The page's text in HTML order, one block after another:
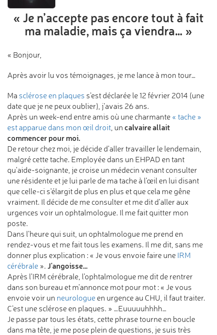
« Je n’accepte pas encore tout à fait
ma maladie,mais ça viendra… »
« Bonjour,
Après avoir lu vos témoignages, je me lance à mon tour…
Ma sclérose en plaques s'est déclarée le 12 février 2014 (une
date que je ne peux oublier), j'avais 26 ans.
Après un week-end entre amis où une charmante « tache »
est apparue dans mon œil droit, un calvaire allait
commencer pour moi.
De retour chez moi, je décide d'aller travailler le lendemain,
malgré cette tache. Employée dans un EHPAD en tant
qu'aide-soignante, je croise un médecin venant consulter
une résidente et je lui parle de ma tache à l'œil en lui disant
que celle-ci s'élargit de plus en plus et que cela me gêne
vraiment. Il décide de me consulter et me dit d'aller aux
urgences voir un ophtalmologue. Il me fait quitter mon
poste.
Dans l'heure qui suit, un ophtalmologue me prend en
rendez-vous et me fait tous les examens. Il me dit, sans me
donner plus explication : « Je vous envoie faire une IRM
cérébrale ». J'angoisse…
Après l'IRM cérébrale, l'ophtalmologue me dit de rentrer
dans son bureau et m'annonce mot pour mot : « Je vous
envoie voir un neurologueen urgence au CHU, il faut traiter.
C'est une sclérose en plaques. » …Euuuuuhhhh…
Je passe par tous les états, cette phrase tourne en boucle
dans ma tête, je me pose plein de questions, je suis très